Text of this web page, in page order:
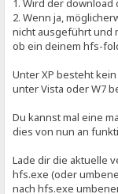
1. Wird der
2. Wenn ja,
nicht ausgeführt und
ob ein deinem hfs-
Unter XP besteht
unter Vista oder W7
Du kannst mal eine
dies von nun an
Lade dir die aktuelle
hfs.exe (oder
nach hfs.exe